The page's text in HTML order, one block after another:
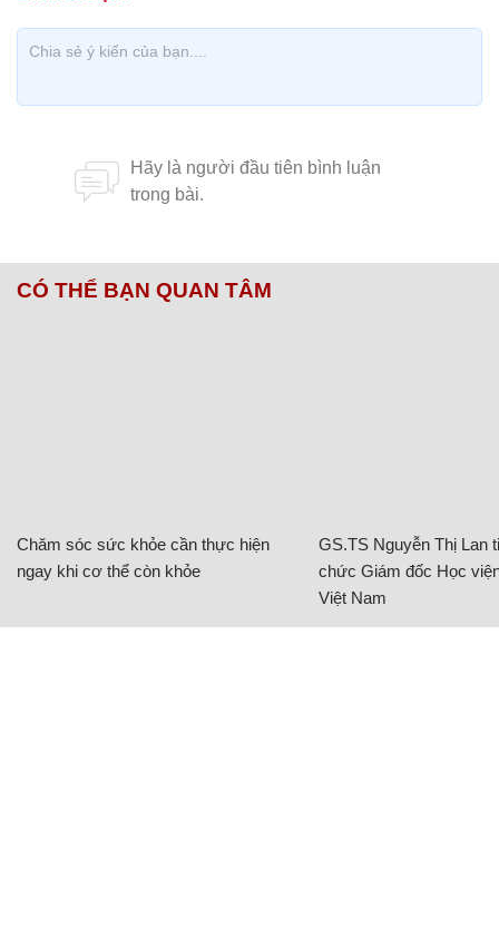
CÓ THỂ BẠN QUAN TÂM
Chăm sóc sức khỏe cần thực hiện
ngay khi cơ thể còn khỏe
GS.TS Nguyễn Thị Lan
chức Giám đốc Học
Việt Nam